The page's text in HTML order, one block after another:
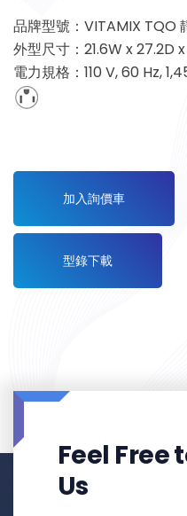
品牌型號：VITAMIX TQO
外型尺寸：21.6W x 27.2D
電力規格：110 V, 60 Hz,
加入詢價車
型錄下載
Feel Free
Us